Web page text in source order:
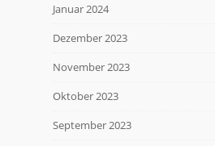
Januar 2024
Dezember 2023
November 2023
Oktober 2023
September 2023